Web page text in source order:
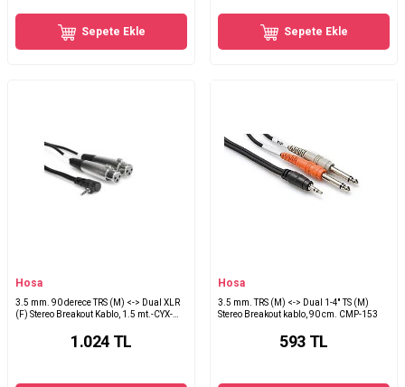
Sepete Ekle Sepete Ekle
Hosa
3.5 mm. 90 derece TRS (M) <-> Dual XLR
(F) Stereo Breakout Kablo, 1.5 mt.-CYX-
1.024 TL
Hosa
3.5 mm. TRS (M) <-> Dual 1-4'' TS (M)
Stereo Breakout kablo, 90 cm. CMP-153
593 TL